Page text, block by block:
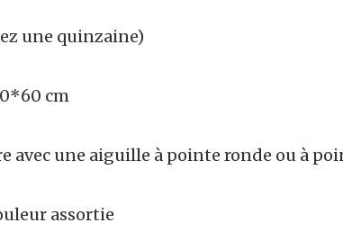
une quinzaine)
cm
avec une aiguille à pointe ronde ou à
assortie